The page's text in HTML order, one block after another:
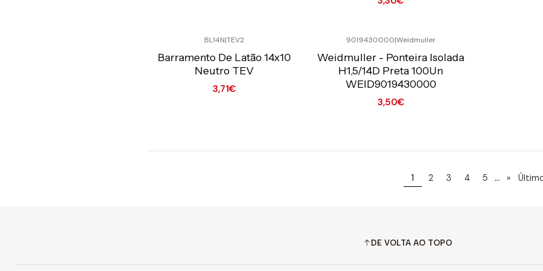
Quantidade
BL14N|TEV2
Barramento De Latão 14x10
Neutro TEV
3,71€
9019430000|Weidmuller
Weidmuller - Ponteira Isolada
H1,5/14D Preta 100Un
WEID9019430000
3,50€
1 2 3 4 5 ... »
DE VOLTA AO TOPO